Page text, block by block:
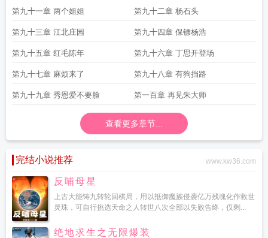
第九十一章 两个姐姐 第九十二章 杨石头
第九十三章 江北庄园 第九十四章 保镖杨浩
第九十五章 红毛陈年 第九十六章 丁思开登场
第九十七章 麻烦来了 第九十八章 有狗挡路
第九十九章 秀恩爱不要脸 第一百章 再见朱大师
查看更多章节...
完结小说推荐 www.kw36.com
反哺母星
上古大能铸九转轮回棋局，用以抵御魔族侵袭亿万残魂化作救世
灵珠，可自行挑选天命之人转世八次全部以失败告终，仅剩...
绝地求生之无限爆装